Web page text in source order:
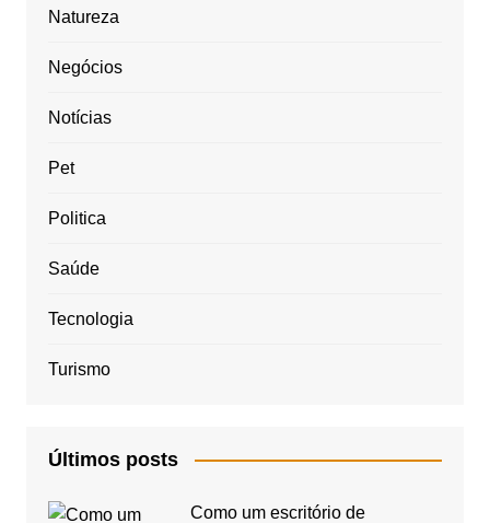
Natureza
Negócios
Notícias
Pet
Politica
Saúde
Tecnologia
Turismo
Últimos posts
Como um escritório de